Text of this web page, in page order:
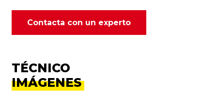
Contacta con un experto
TÉCNICO
IMÁGENES